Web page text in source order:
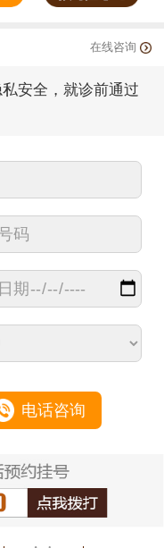
在线咨询
安全，就诊前通过
电话咨询